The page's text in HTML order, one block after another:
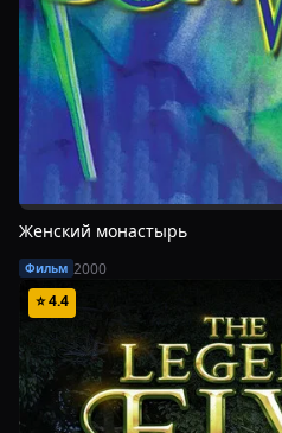
Женский монастырь
Фильм 2000
⭐4.4